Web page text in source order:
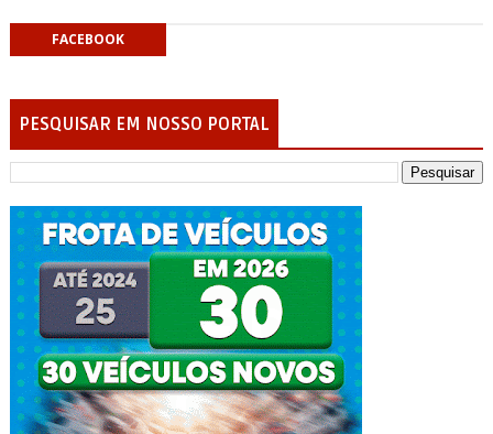
FACEBOOK
PESQUISAR EM NOSSO PORTAL